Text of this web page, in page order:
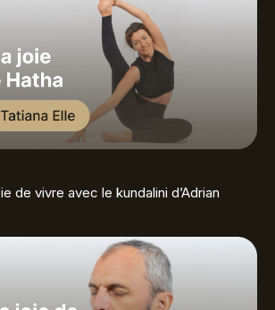
de vivre avec le kundalini d’Adrian